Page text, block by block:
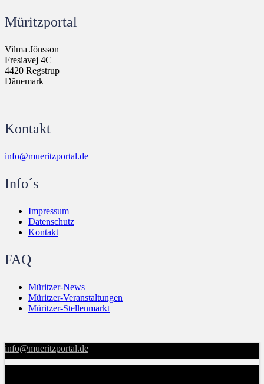
Müritzportal
Vilma Jönsson
Fresiavej 4C
4420 Regstrup
Dänemark
Kontakt
info@mueritzportal.de
Info´s
Impressum
Datenschutz
Kontakt
FAQ
Müritzer-News
Müritzer-Veranstaltungen
Müritzer-Stellenmarkt
info@mueritzportal.de